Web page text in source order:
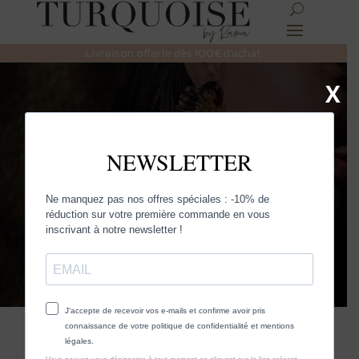
Livraison offerte dès 100€ d’achat
HABAHA
X